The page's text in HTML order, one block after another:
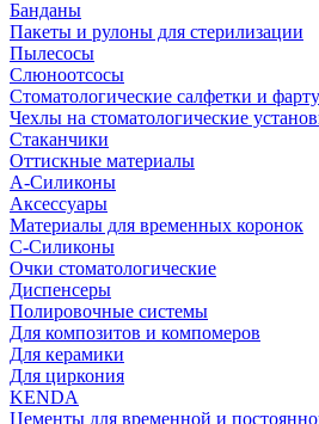
Банданы
Пакеты и рулоны для стерилизации
Пылесосы
Слюноотсосы
Стоматологические салфетки и
Чехлы на стоматологические
Стаканчики
Оттискные материалы
А-Силиконы
Аксессуары
Материалы для временных коронок
С-Силиконы
Очки стоматологические
Диспенсеры
Полировочные системы
Для композитов и компомеров
Для керамики
Для циркония
KENDA
Цементы для временной и